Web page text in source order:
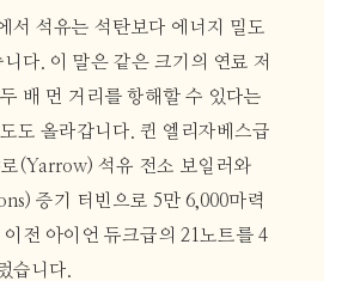
서 석유는 석탄보다 에너지 밀도
다. 이 말은 같은 크기의 연료 저
배 먼 거리를 항해할 수 있다는
도 올라갑니다. 퀸 엘리자베스급
(Yarrow) 석유 전소 보일러와
증기 터빈으로 5만 6,000마력
전 아이언 듀크급의 21노트를 4
습니다.